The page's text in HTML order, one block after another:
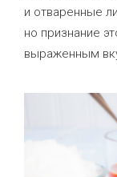
и отваренные
но признание
выраженным